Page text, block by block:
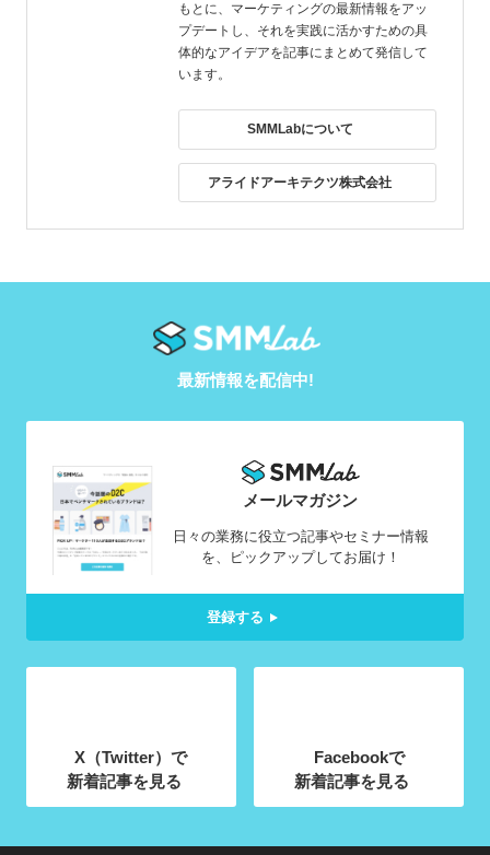
もとに、マーケティングの最新情報をアッ
プデートし、それを実践に活かすための具
体的なアイデアを記事にまとめて発信して
います。
SMMLabについて
アライドアーキテクツ株式会社
最新情報を配信中!
メールマガジン
日々の業務に役立つ記事やセミナー情報
を、ピックアップしてお届け！
登録する
X（Twitter）で
新着記事を見る
Facebookで
新着記事を見る